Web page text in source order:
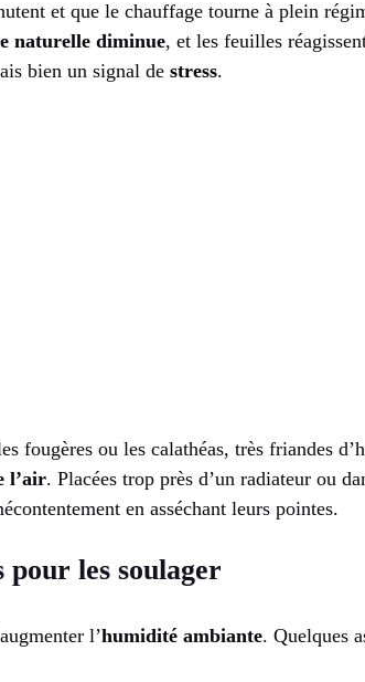
et que le chauffage tourne à plein
naturelle diminue, et les feuilles
bien un signal de stress.
fougères ou les calathéas, très friandes
l’air. Placées trop près d’un radiateur ou
en asséchant leurs pointes.
pour les soulager
l’humidité ambiante. Quelques